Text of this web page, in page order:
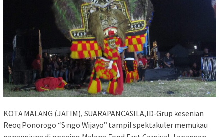
KOTA MALANG (JATIM), SUARAPANCASILA,ID-Grup kesenian
Reoq Ponorogo “Singo Wijayo” tampil spektakuler memukau